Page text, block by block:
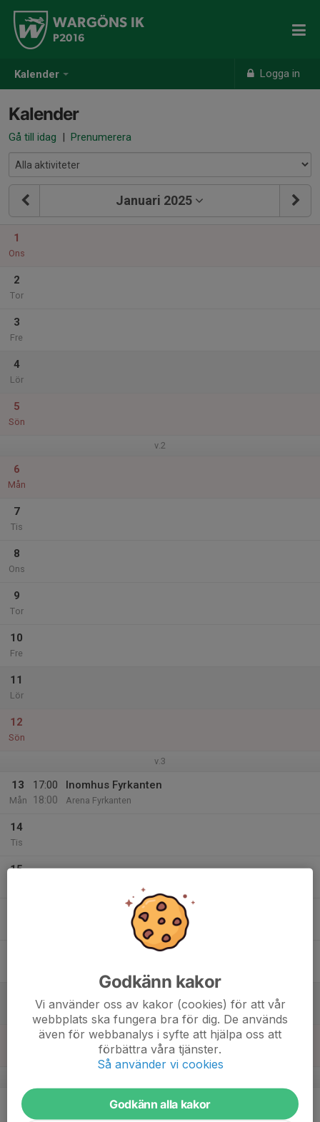
Kalender Logga in
WARGÖNS IK
P2016
Kalender
Gå till idag | Prenumerera
Januari 2025
1
Ons
2
Tor
3
Fre
4
Lör
5
Sön
v.2
6
Mån
7
Tis
8
Ons
9
Tor
10
Fre
11
Lör
12
Sön
v.3
13
Mån
17:00
18:00
Inomhus Fyrkanten
Arena Fyrkanten
14
Tis
15
20
Mån
Inomhus Fyrkanten
Godkänn kakor
Vi använder oss av kakor (cookies) för att vår
webbplats ska fungera bra för dig. De används
även för webbanalys i syfte att hjälpa oss att
förbättra våra tjänster.
Så använder vi cookies
Godkänn alla kakor